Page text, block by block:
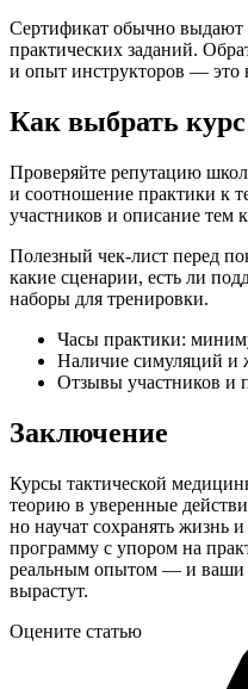
Сертификат обычно
практических заданий.
и опыт инструкторов — это
Как выбрать курс
Проверяйте репутацию
и соотношение практики к
участников и описание тем
Полезный чек-лист перед
какие сценарии, есть ли
наборы для тренировки.
Часы практики:
Наличие симуляций и
Отзывы участников и
Заключение
Курсы тактической
теорию в уверенные
но научат сохранять жизнь
программу с упором на
реальным опытом — и ваши
вырастут.
Оцените статью